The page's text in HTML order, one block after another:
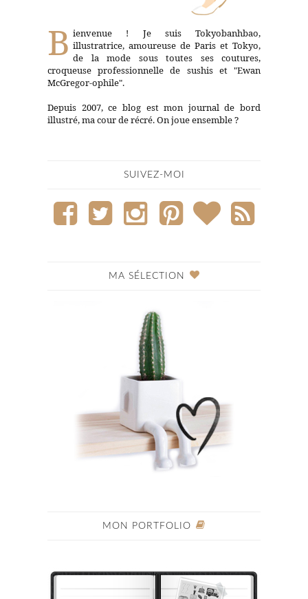
B ienvenue ! Je suis Tokyobanhbao,
illustratrice, amoureuse de Paris et Tokyo,
de la mode sous toutes ses coutures,
croqueuse professionnelle de sushis et "Ewan
McGregor-ophile".
Depuis 2007, ce blog est mon journal de bord
illustré, ma cour de récré. On joue ensemble ?
SUIVEZ-MOI
MA SÉLECTION
MON PORTFOLIO